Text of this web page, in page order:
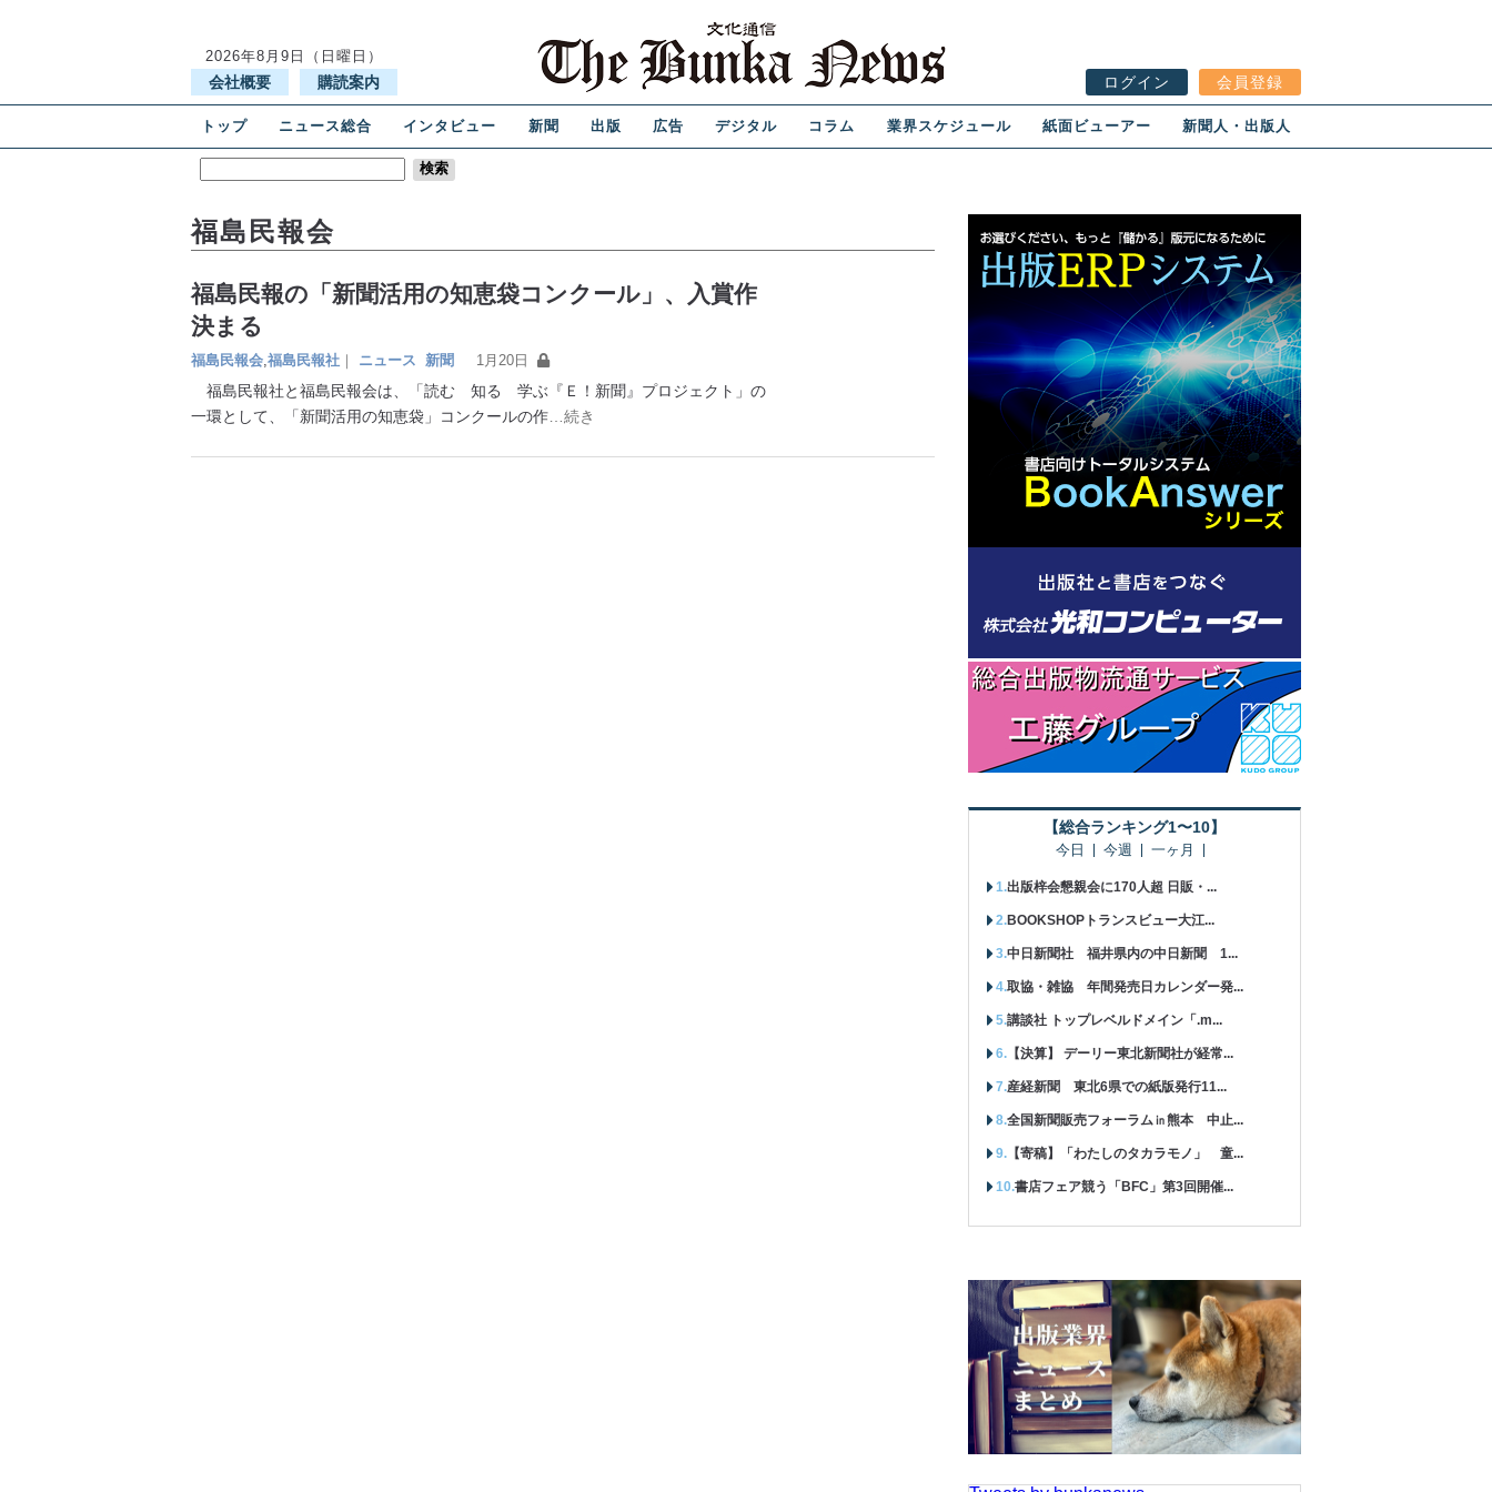
2026年8月9日（日曜日）
会社概要 購読案内 ログイン 会員登録
トップ ニュース総合 インタビュー 新聞 出版 広告 デジタル コラム 業界スケジュール 紙面ビューアー 新聞人・出版人
福島民報会
福島民報の「新聞活用の知恵袋コンクール」、入賞作
決まる
福島民報会,福島民報社 ｜ ニュース 新聞 1月20日
福島民報社と福島民報会は、「読む 知る 学ぶ『Ｅ！新聞』プロジェクト」の
一環として、「新聞活用の知恵袋」コンクールの作 …続き
【総合ランキング1〜10】
今日 今週 一ヶ月
出版梓会懇親会に170人超 日販・...
BOOKSHOPトランスビュー大江...
中日新聞社 福井県内の中日新聞 1...
取協・雑協 年間発売日カレンダー発...
講談社 トップレベルドメイン「.m...
【決算】 デーリー東北新聞社が経常...
産経新聞 東北6県での紙版発行11...
全国新聞販売フォーラム㏌熊本 中止...
【寄稿】「わたしのタカラモノ」 童...
書店フェア競う「BFC」第3回開催...